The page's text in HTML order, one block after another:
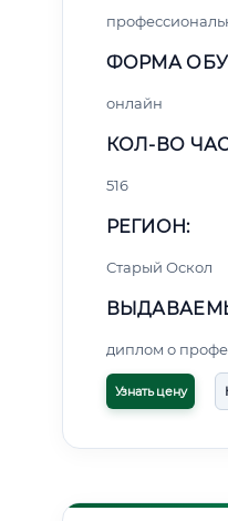
ФОРМА
онлайн
КОЛ-ВО
516
РЕГИОН:
Старый Оскол
диплом о
Узнать цену